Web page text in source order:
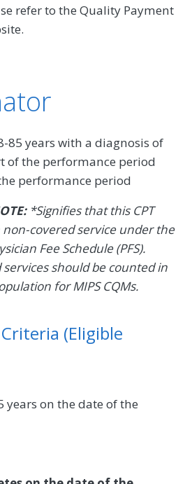
refer to the Quality Payment
85 years with a diagnosis of
of the performance period
performance period
*Signifies that this CPT
non-covered service under the
Fee Schedule (PFS).
should be counted in
for MIPS CQMs.
(Eligible
years on the date of the